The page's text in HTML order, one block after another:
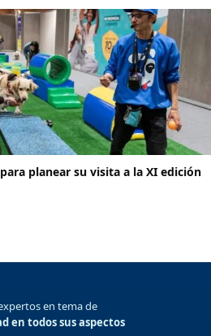
planear su visita a la XI edición
en tema de
en todos sus aspectos